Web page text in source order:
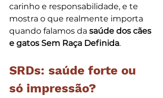
carinho e responsabilidade, e te
mostra o que realmente importa
quando falamos da saúde dos cães
e gatos Sem Raça Definida.
SRDs: saúde forte ou
só impressão?